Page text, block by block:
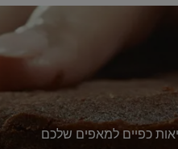
כפיים למאפים שלכם